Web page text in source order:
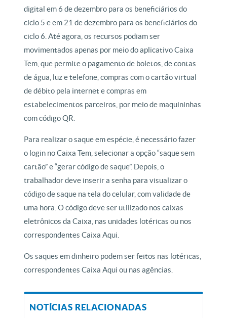
digital em 6 de dezembro para os beneficiários do
ciclo 5 e em 21 de dezembro para os beneficiários do
ciclo 6. Até agora, os recursos podiam ser
movimentados apenas por meio do aplicativo Caixa
Tem, que permite o pagamento de boletos, de contas
de água, luz e telefone, compras com o cartão virtual
de débito pela internet e compras em
estabelecimentos parceiros, por meio de maquininhas
com código QR.
Para realizar o saque em espécie, é necessário fazer
o login no Caixa Tem, selecionar a opção “saque sem
cartão” e “gerar código de saque”. Depois, o
trabalhador deve inserir a senha para visualizar o
código de saque na tela do celular, com validade de
uma hora. O código deve ser utilizado nos caixas
eletrônicos da Caixa, nas unidades lotéricas ou nos
correspondentes Caixa Aqui.
Os saques em dinheiro podem ser feitos nas lotéricas,
correspondentes Caixa Aqui ou nas agências.
NOTÍCIAS RELACIONADAS